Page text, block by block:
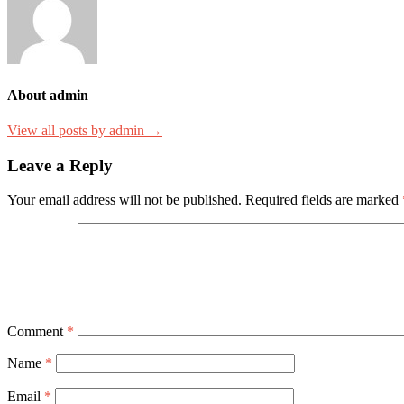
About admin
View all posts by admin →
Leave a Reply
Your email address will not be published. Required fields are marked
Comment *
Name *
Email *